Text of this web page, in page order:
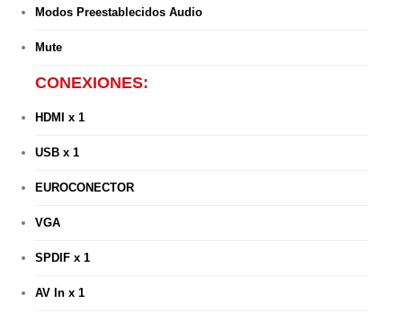
Modos Preestablecidos Audio
Mute
CONEXIONES:
HDMI x 1
USB x 1
EUROCONECTOR
VGA
SPDIF x 1
AV In x 1